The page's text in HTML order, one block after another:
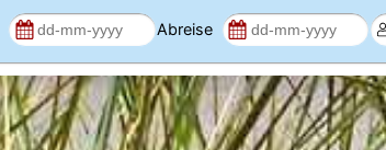
Abreise